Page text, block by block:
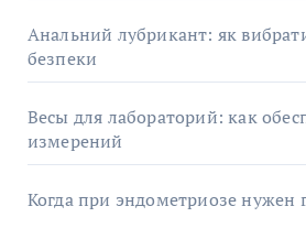
Анальний лубрикант: як
безпеки
Весы для лабораторий: как
измерений
Когда при эндометриозе нужен